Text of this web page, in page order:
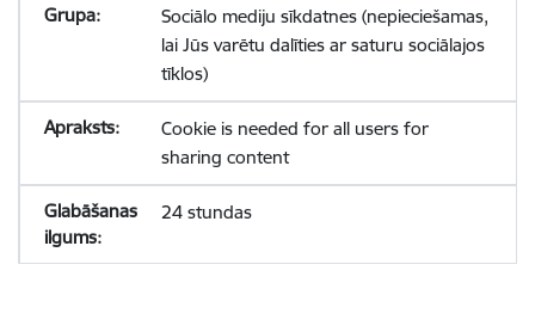
Sociālo mediju sīkdatnes (nepieciešamas,
lai Jūs varētu dalīties ar saturu sociālajos
tīklos)
Cookie is needed for all users for
sharing content
24 stundas